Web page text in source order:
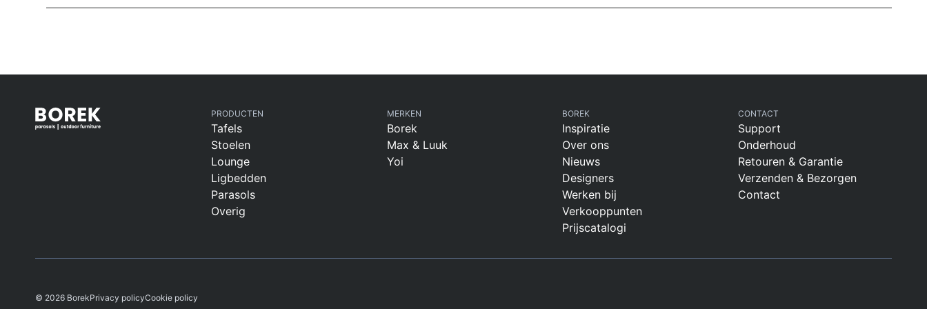
PRODUCTEN
Tafels
Stoelen
Lounge
Ligbedden
Parasols
Overig
MERKEN
Borek
Max & Luuk
Yoi
BOREK
Inspiratie
Over ons
Nieuws
Designers
Werken bij
Verkooppunten
Prijscatalogi
CONTACT
Support
Onderhoud
Retouren & Garantie
Verzenden & Bezorgen
Contact
© 2026 BorekPrivacy policyCookie policy